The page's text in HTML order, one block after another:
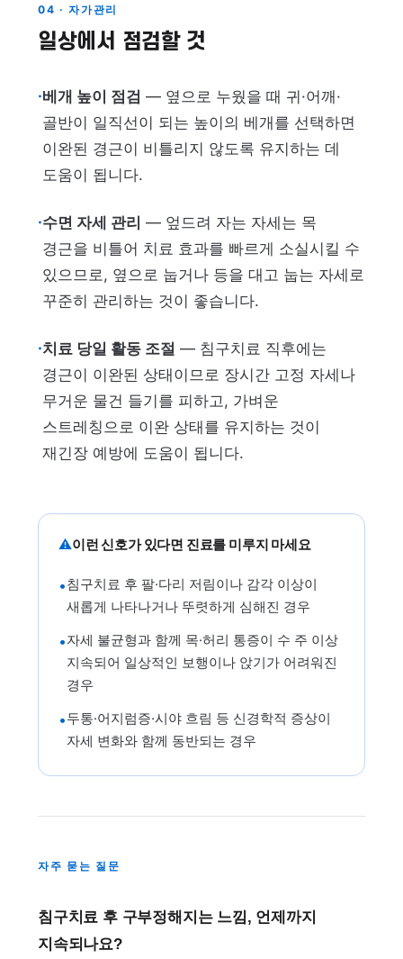
04 · 자가관리
일상에서 점검할 것
·베개 높이 점검 — 옆으로 누웠을 때 귀·어깨·
골반이 일직선이 되는 높이의 베개를 선택하면
이완된 경근이 비틀리지 않도록 유지하는 데
도움이 됩니다.
·수면 자세 관리 — 엎드려 자는 자세는 목
경근을 비틀어 치료 효과를 빠르게 소실시킬 수
있으므로, 옆으로 눕거나 등을 대고 눕는 자세로
꾸준히 관리하는 것이 좋습니다.
·치료 당일 활동 조절 — 침구치료 직후에는
경근이 이완된 상태이므로 장시간 고정 자세나
무거운 물건 들기를 피하고, 가벼운
스트레칭으로 이완 상태를 유지하는 것이
재긴장 예방에 도움이 됩니다.
⚠이런 신호가 있다면 진료를 미루지 마세요
•침구치료 후 팔·다리 저림이나 감각 이상이
새롭게 나타나거나 뚜렷하게 심해진 경우
•자세 불균형과 함께 목·허리 통증이 수 주 이상
지속되어 일상적인 보행이나 앉기가 어려워진
경우
•두통·어지럼증·시야 흐림 등 신경학적 증상이
자세 변화와 함께 동반되는 경우
자주 묻는 질문
침구치료 후 구부정해지는 느낌, 언제까지
지속되나요?